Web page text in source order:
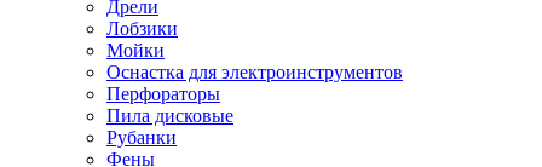
Дрели
Лобзики
Мойки
Оснастка для электроинструментов
Перфораторы
Пила дисковые
Рубанки
Фены